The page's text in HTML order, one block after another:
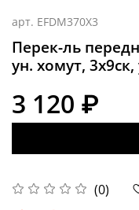
арт. EFDM370X3
Перек-ль
ун. хомут, 3x9ск,
(0)
3 120 ₽